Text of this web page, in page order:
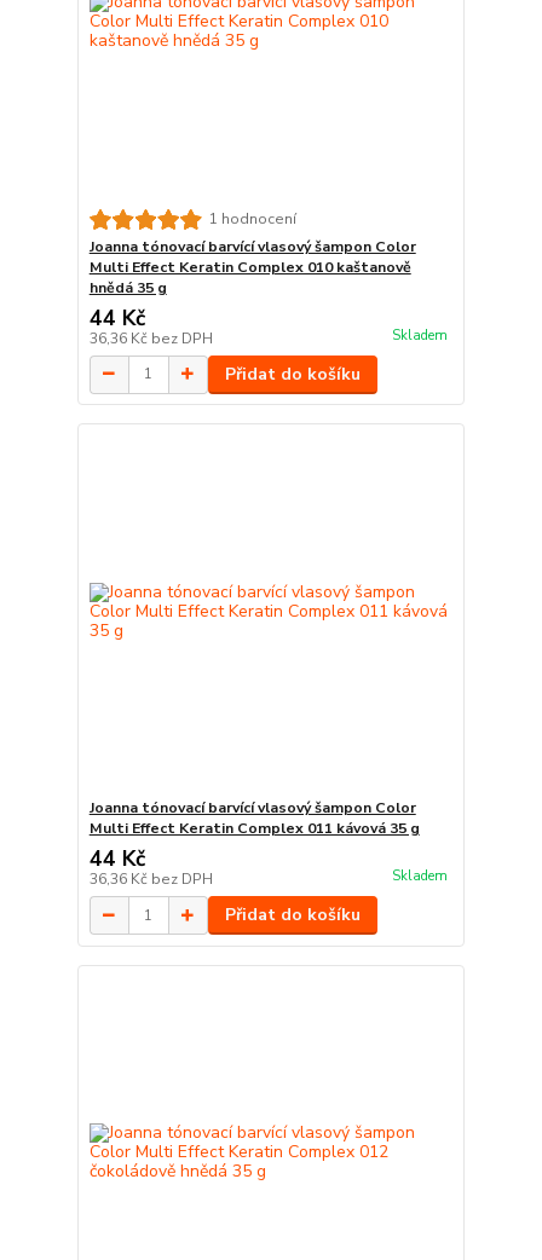
1 hodnocení
Joanna tónovací barvící vlasový šampon Color
Multi Effect Keratin Complex 010 kaštanově
hnědá 35 g
44 Kč
36,36 Kč bez DPH Skladem
Přidat do košíku
Joanna tónovací barvící vlasový šampon Color
Multi Effect Keratin Complex 011 kávová 35 g
44 Kč
36,36 Kč bez DPH Skladem
Přidat do košíku